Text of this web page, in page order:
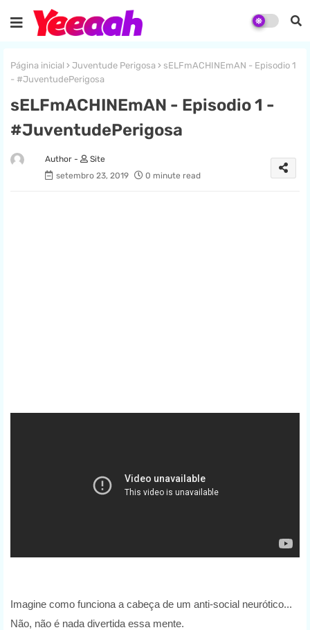
Página inicial Juventude Perigosa
sELFmACHINEmAN - Episodio 1
- #JuventudePerigosa
sELFmACHINEmAN - Episodio 1 -
#JuventudePerigosa
Site
setembro 23, 2019
0 minute read
Imagine como funciona a cabeça de um anti-social neurótico...
Não, não é nada divertida essa mente.